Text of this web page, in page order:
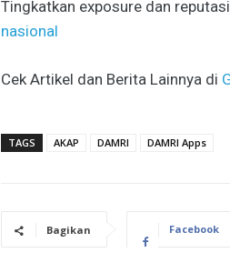
Tingkatkan exposure dan
nasional
Cek Artikel dan Berita Lainnya di
TAGS AKAP DAMRI DAMRI Apps
Bagikan Facebook